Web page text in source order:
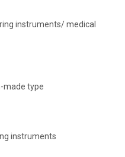
instruments/ medical
made type
instruments